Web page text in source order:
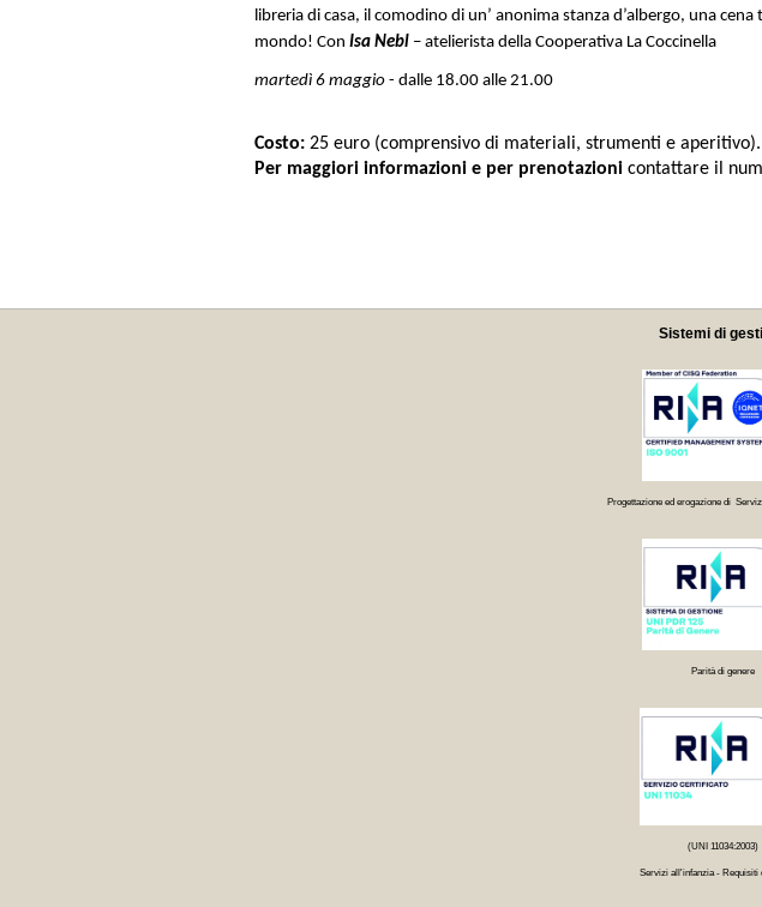
libreria di casa, il comodino di un’ anonima stanza d’albergo, una
mondo! Con Isa Nebl – atelierista della Cooperativa La Coccinella
martedì 6 maggio - dalle 18.00 alle 21.00
Costo: 25 euro (comprensivo di materiali, strumenti e aperitivo).
Per maggiori informazioni e per prenotazioni contattare il
Sistemi di
Progettazione ed erogazione di
Parità di genere
(UNI 11034:2003)
Servizi all'infanzia - Requisiti